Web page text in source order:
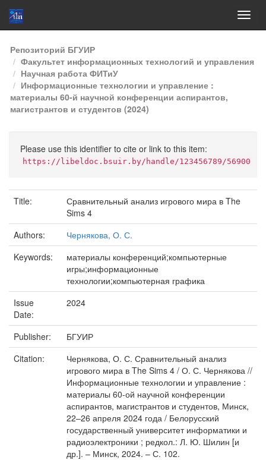
Skip
navigation
Репозиторий БГУИР
Факультет информационных технологий и управления
Научная работа ФИТиУ
Информационные технологии и управление :
материалы 60-й научной конференции аспирантов,
магистрантов и студентов (2024)
Please use this identifier to cite or link to this item:
https://libeldoc.bsuir.by/handle/123456789/56900
Title:
Сравнительный анализ игрового мира в The
Sims 4
Authors:
Чернякова, О. С.
Keywords:
материалы конференций;компьютерные
игры;информационные
технологии;компьютерная графика
Issue
Date:
2024
Publisher:
БГУИР
Citation:
Чернякова, О. С. Сравнительный анализ
игрового мира в The Sims 4 / О. С. Чернякова //
Информационные технологии и управление :
материалы 60-ой научной конференции
аспирантов, магистрантов и студентов, Минск,
22–26 апреля 2024 года / Белорусский
государственный университет информатики и
радиоэлектроники ; редкол.: Л. Ю. Шилин [и
др.]. – Минск, 2024. – С. 102.